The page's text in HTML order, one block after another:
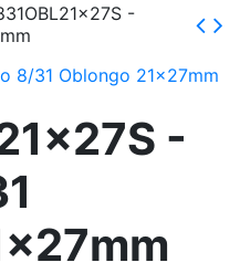
-
-